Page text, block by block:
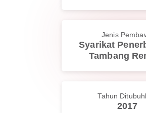
Jenis
Syarikat
Tambang
Tahun
2017